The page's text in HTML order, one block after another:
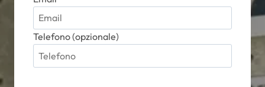
Telefono (opzionale)